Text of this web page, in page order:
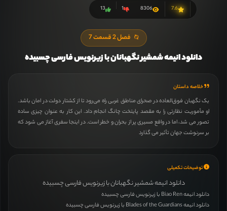
7.6
8306
1
13
فصل 2 قسمت 7
دانلود انیمه شمشیر نگهبانان با زیرنویس فارسی چسبیده
خلاصه داستان
یک نگهبان فوق‌العاده در صحرای مناطق غربی راه می‌رود تا از کشتار دولت در امان باشد.
او مأموریت نظارتی را به مقصد پایتخت چانگ انجام داد. این کار به عنوان چیزی ساده
تصور می شد، اما در واقع مسیری پر از بحران و خطر است. در اینجا سفری آغاز می شود که
بر سرنوشت جهان تأثیر می گذارد
توضیحات تکمیلی
دانلود انیمه شمشیر نگهبانان با زیرنویس فارسی چسبیده
دانلود انیمه Biao Ren با زیرنویس فارسی چسبیده
دانلود انیمه Blades of the Guardians با زیرنویس فارسی چسبیده